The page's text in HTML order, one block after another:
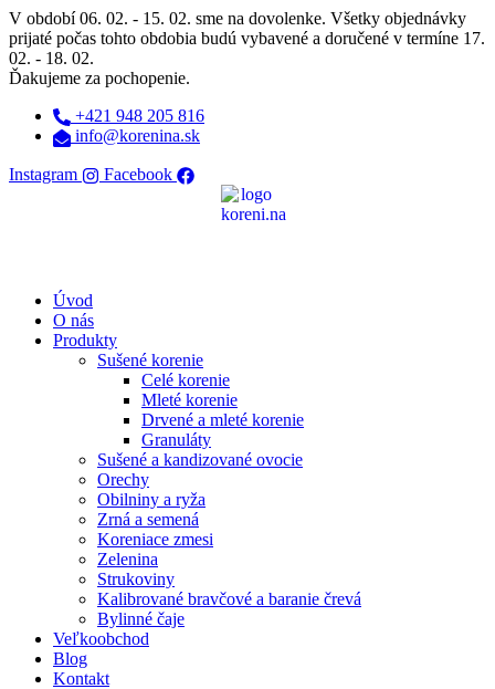
Preskočiť
na
obsah
V období 06. 02. - 15. 02. sme na dovolenke. Všetky objednávky
prijaté počas tohto obdobia budú vybavené a doručené v termíne 17.
02. - 18. 02.
Ďakujeme za pochopenie.
+421 948 205 816
info@korenina.sk
Instagram Facebook
Úvod
O nás
Produkty
Sušené korenie
Celé korenie
Mleté korenie
Drvené a mleté korenie
Granuláty
Sušené a kandizované ovocie
Orechy
Obilniny a ryža
Zrná a semená
Koreniace zmesi
Zelenina
Strukoviny
Kalibrované bravčové a baranie črevá
Bylinné čaje
Veľkoobchod
Blog
Kontakt